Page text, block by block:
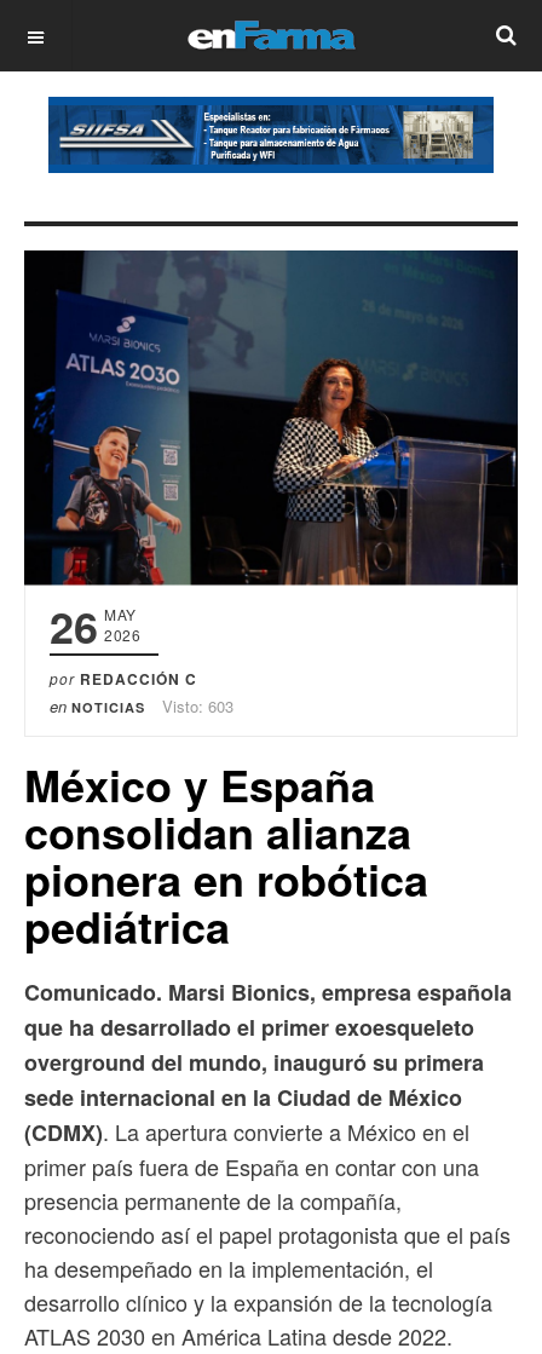
OFF CANVAS
26 MAY
2026
por REDACCIÓN C
en NOTICIAS Visto: 603
México y España
consolidan alianza
pionera en robótica
pediátrica
Comunicado. Marsi Bionics, empresa española
que ha desarrollado el primer exoesqueleto
overground del mundo, inauguró su primera
sede internacional en la Ciudad de México
(CDMX). La apertura convierte a México en el
primer país fuera de España en contar con una
presencia permanente de la compañía,
reconociendo así el papel protagonista que el país
ha desempeñado en la implementación, el
desarrollo clínico y la expansión de la tecnología
ATLAS 2030 en América Latina desde 2022.